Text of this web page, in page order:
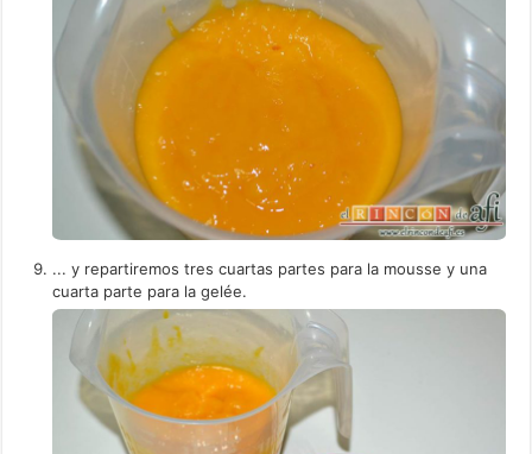
... y repartiremos tres cuartas partes para la mousse y una
cuarta parte para la gelée.